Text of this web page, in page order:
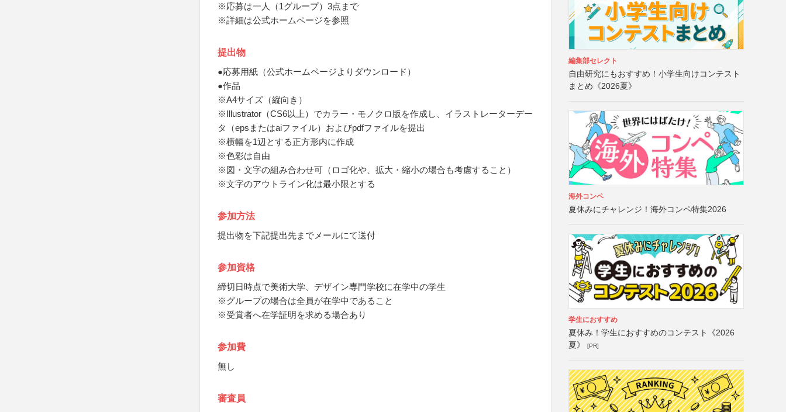
※応募は一人（1グループ）3点まで
※詳細は公式ホームページを参照
提出物
●応募用紙（公式ホームページよりダウンロード）
●作品
※A4サイズ（縦向き）
※Illustrator（CS6以上）でカラー・モノクロ版を作成し、イラストレーターデー
タ（epsまたはaiファイル）およびpdfファイルを提出
※横幅を1辺とする正方形内に作成
※色彩は自由
※図・文字の組み合わせ可（ロゴ化や、拡大・縮小の場合も考慮すること）
※文字のアウトライン化は最小限とする
参加方法
提出物を下記提出先までメールにて送付
参加資格
締切日時点で美術大学、デザイン専門学校に在学中の学生
※グループの場合は全員が在学中であること
※受賞者へ在学証明を求める場合あり
参加費
無し
審査員
編集部セレクト
自由研究にもおすすめ！小学生向けコンテスト
まとめ《2026夏》
海外コンペ
夏休みにチャレンジ！海外コンペ特集2026
学生におすすめ
夏休み！学生におすすめのコンテスト《2026
夏》
[PR]